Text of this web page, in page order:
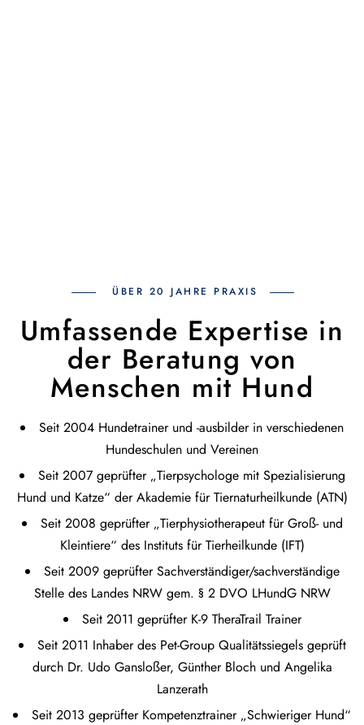
ÜBER 20 JAHRE PRAXIS
Umfassende Expertise in
der Beratung von
Menschen mit Hund
Seit 2004 Hundetrainer und -ausbilder in verschiedenen
Hundeschulen und Vereinen
Seit 2007 geprüfter „Tierpsychologe mit Spezialisierung
Hund und Katze“ der Akademie für Tiernaturheilkunde (ATN)
Seit 2008 geprüfter „Tierphysiotherapeut für Groß- und
Kleintiere“ des Instituts für Tierheilkunde (IFT)
Seit 2009 geprüfter Sachverständiger/sachverständige
Stelle des Landes NRW gem. § 2 DVO LHundG NRW
Seit 2011 geprüfter K-9 TheraTrail Trainer
Seit 2011 Inhaber des Pet-Group Qualitätssiegels geprüft
durch Dr. Udo Gansloßer, Günther Bloch und Angelika
Lanzerath
Seit 2013 geprüfter Kompetenztrainer „Schwieriger Hund“